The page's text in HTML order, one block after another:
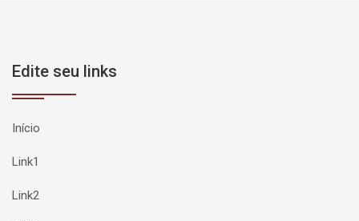
Edite seu links
Início
Link1
Link2